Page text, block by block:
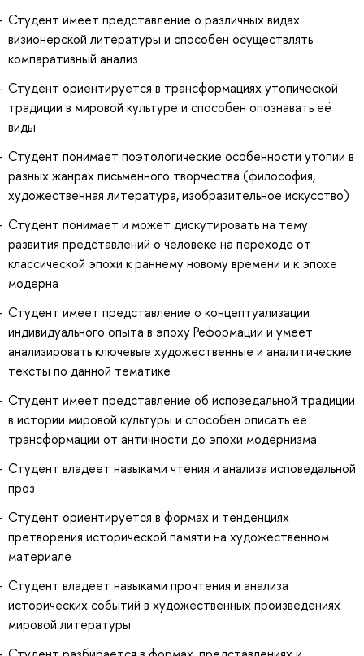
Студент имеет представление о различных видах
визионерской литературы и способен осуществлять
компаративный анализ
Студент ориентируется в трансформациях утопической
традиции в мировой культуре и способен опознавать её
виды
Студент понимает поэтологические особенности утопии в
разных жанрах письменного творчества (философия,
художественная литература, изобразительное искусство)
Студент понимает и может дискутировать на тему
развития представлений о человеке на переходе от
классической эпохи к раннему новому времени и к эпохе
модерна
Студент имеет представление о концептуализации
индивидуального опыта в эпоху Реформации и умеет
анализировать ключевые художественные и аналитические
тексты по данной тематике
Студент имеет представление об исповедальной традиции
в истории мировой культуры и способен описать её
трансформации от античности до эпохи модернизма
Студент владеет навыками чтения и анализа исповедальной
проз
Студент ориентируется в формах и тенденциях
претворения исторической памяти на художественном
материале
Студент владеет навыками прочтения и анализа
исторических событий в художественных произведениях
мировой литературы